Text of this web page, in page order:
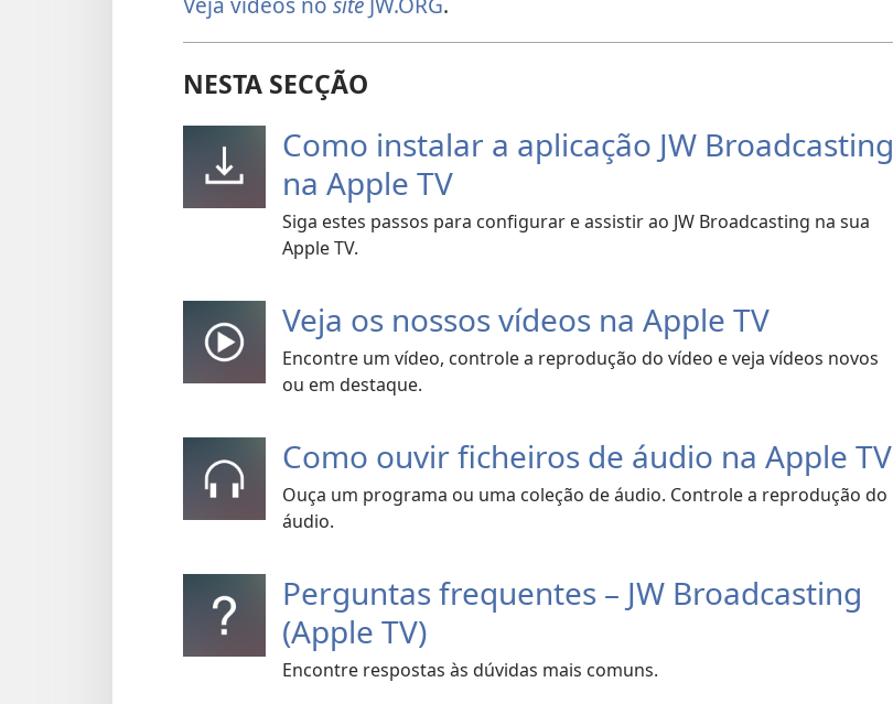
NESTA SECÇÃO
Como instalar a aplicação JW Broadcasting
na Apple TV
Siga estes passos para configurar e assistir ao JW Broadcasting na sua
Apple TV.
Veja os nossos vídeos na Apple TV
Encontre um vídeo, controle a reprodução do vídeo e veja vídeos novos
ou em destaque.
Como ouvir ficheiros de áudio na Apple TV
Ouça um programa ou uma coleção de áudio. Controle a reprodução do
áudio.
Perguntas frequentes – JW Broadcasting
(Apple TV)
Encontre respostas às dúvidas mais comuns.